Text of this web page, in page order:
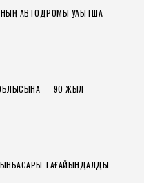
НЫҢ АВТОДРОМЫ УАҚЫТША
ОБЛЫСЫНА — 90 ЖЫЛ
ТАҒАЙЫНДАЛДЫ